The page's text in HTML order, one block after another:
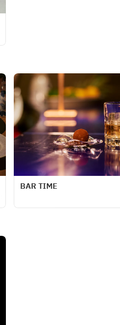
BAR TIME